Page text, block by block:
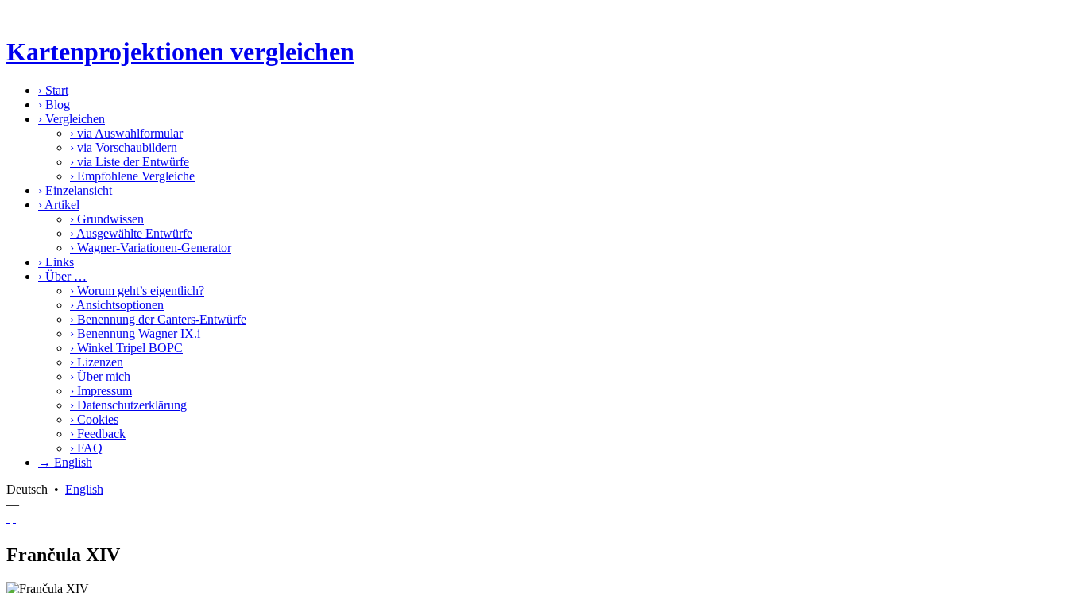
Kartenprojektionen vergleichen
› Start
› Blog
› Vergleichen
› via Auswahlformular
› via Vorschaubildern
› via Liste der Entwürfe
› Empfohlene Vergleiche
› Einzelansicht
› Artikel
› Grundwissen
› Ausgewählte Entwürfe
› Wagner-Variationen-Generator
› Links
› Über …
› Worum geht’s eigentlich?
› Ansichtsoptionen
› Benennung der Canters-Entwürfe
› Benennung Wagner IX.i
› Winkel Tripel BOPC
› Lizenzen
› Über mich
› Impressum
› Datenschutzerklärung
› Cookies
› Feedback
› FAQ
→ English
Deutsch • English
—
Frančula XIV